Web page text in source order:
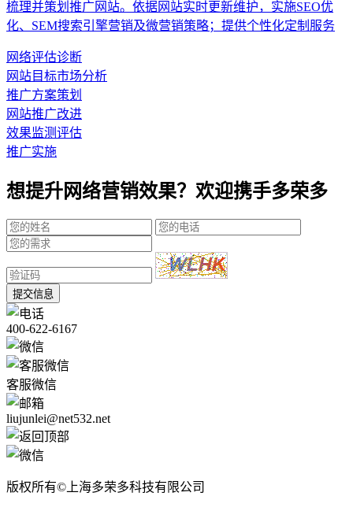
梳理并策划推广网站。依据网站实时更新维护，实施SEO优
化、SEM搜索引擎营销及微营销策略；提供个性化定制服务
网络评估诊断
网站目标市场分析
推广方案策划
网站推广改进
效果监测评估
推广实施
想提升网络营销效果？欢迎携手多荣多
提交信息
400-622-6167
客服微信
liujunlei@net532.net
版权所有©上海多荣多科技有限公司